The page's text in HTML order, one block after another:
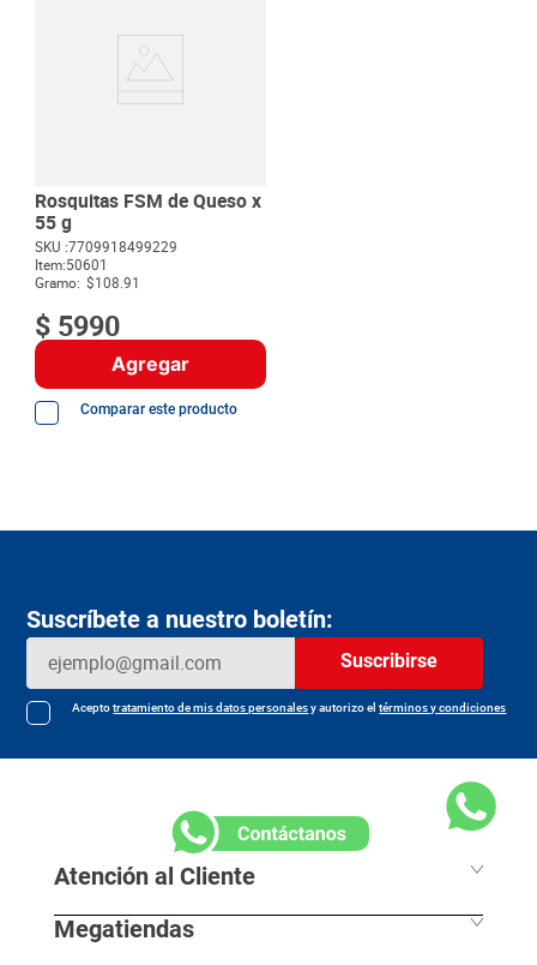
Rosquitas FSM de Queso x
55 g
SKU :7709918499229
Item:50601
Gramo: $108.91
$ 5990
Agregar
Comparar este producto
Suscríbete a nuestro boletín:
Suscribirse
Aceptotratamiento de mis datos personalesy autorizo eltérminos y condiciones
Atención al Cliente
Megatiendas